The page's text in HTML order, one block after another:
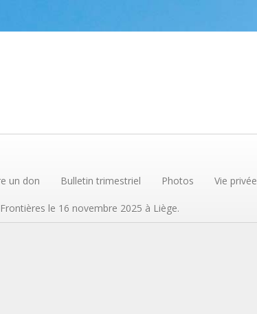
un don Bulletin trimestriel Photos Vie privée
le 16 novembre 2025 à Liège.